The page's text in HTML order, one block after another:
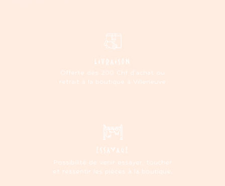
LIVRAISON
Offerte dès 200 Chf d'achat ou
retrait à la boutique à Villeneuve
ESSAYAGE
Possibilité de venir essayer, toucher
et ressentir les pièces à la boutique.